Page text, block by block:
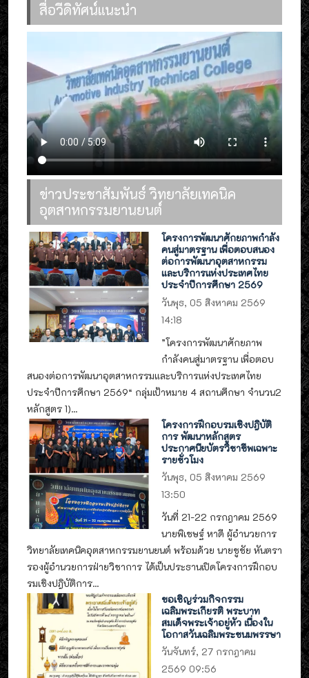
สื่อวีดิทัศน์แนะนำ
ข่าวประชาสัมพันธ์ วิทยาลัยเทคนิค
อุตสาหกรรมยานยนต์
โครงการพัฒนาศักยภาพกำลัง
คนสู่มาตรฐาน เพื่อตอบสนอง
ต่อการพัฒนาอุตสาหกรรม
และบริการแห่งประเทศไทย
ประจำปีการศึกษา 2569
วันพุธ, 05 สิงหาคม 2569
14:18
”โครงการพัฒนาศักยภาพ
กำลังคนสู่มาตรฐาน เพื่อตอบ
สนองต่อการพัฒนาอุตสาหกรรมและบริการแห่งประเทศไทย
ประจำปีการศึกษา 2569“ กลุ่มเป้าหมาย 4 สถานศึกษา จำนวน2
หลักสูตร 1)...
โครงการฝึกอบรมเชิงปฎิบัติ
การ พัฒนาหลักสูตร
ประกาศนียบัตรวิชาชีพเฉพาะ
รายชั่วโมง
วันพุธ, 05 สิงหาคม 2569
13:50
วันที่ 21-22 กรกฎาคม 2569
นายพิเชษฐ์ หาดี ผู้อำนวยการ
วิทยาลัยเทคนิคอุตสาหกรรมยานยนต์ พร้อมด้วย นายชูชัย หันตรา
รองผู้อำนวยการฝ่ายวิชาการ ได้เป็นประธานเปิดโครงการฝึกอบ
รมเชิงปฎิบัติการ...
ขอเชิญร่วมกิจกรรม
เฉลิมพระเกียรติ พระบาท
สมเด็จพระเจ้าอยู่หัว เนื่องใน
โอกาสวันเฉลิมพระชนมพรรษา
วันจันทร์, 27 กรกฎาคม
2569 09:56